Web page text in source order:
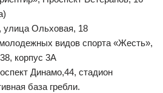
улица Ольховая, 18
видов спорта «Жесть»,
корпус 3А
Динамо,44, стадион
база гребли.